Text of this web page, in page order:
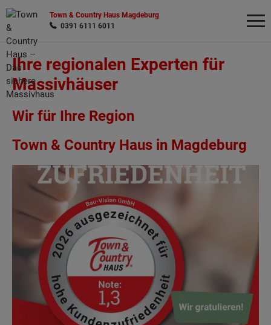
Town & Country Haus Magdeburg
0391 6111 6011
Ihre regionalen Experten für
Massivhäuser
Wir für Ihre Region
Town & Country Haus in Magdeburg
Wonach möchten Sie suchen?